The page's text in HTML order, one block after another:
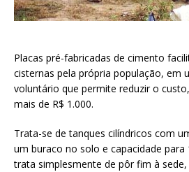
Placas pré-fabricadas de cimento
cisternas pela própria população, em
voluntário que permite reduzir o
mais de R$ 1.000.
Trata-se de tanques cilíndricos com
um buraco no solo e capacidade para
trata simplesmente de pôr fim à